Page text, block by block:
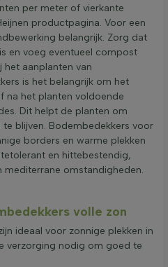
per meter of vierkante
productpagina. Voor een
belangrijk. Zorg dat
en voeg eventueel compost
aanplanten van
is het belangrijk om het
na het planten voldoende
Dit helpt de planten om
blijven. Bodembedekkers voor
borders en warme plekken
en hittebestendig,
omstandigheden.
volle zon
ideaal voor zonnige plekken in
verzorging nodig om goed te